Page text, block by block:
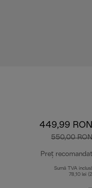
449,99 RON
550,00 RON
Preț recomandat
Sumă TVA
78,10 lei